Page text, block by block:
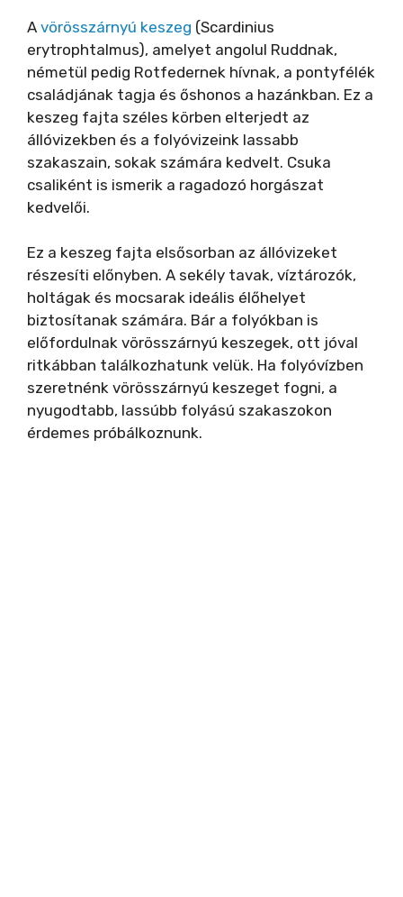
A vörösszárnyú keszeg (Scardinius
erytrophtalmus), amelyet angolul Ruddnak,
németül pedig Rotfedernek hívnak, a pontyfélék
családjának tagja és őshonos a hazánkban. Ez a
keszeg fajta széles körben elterjedt az
állóvizekben és a folyóvizeink lassabb
szakaszain, sokak számára kedvelt. Csuka
csaliként is ismerik a ragadozó horgászat
kedvelői.
Ez a keszeg fajta elsősorban az állóvizeket
részesíti előnyben. A sekély tavak, víztározók,
holtágak és mocsarak ideális élőhelyet
biztosítanak számára. Bár a folyókban is
előfordulnak vörösszárnyú keszegek, ott jóval
ritkábban találkozhatunk velük. Ha folyóvízben
szeretnénk vörösszárnyú keszeget fogni, a
nyugodtabb, lassúbb folyású szakaszokon
érdemes próbálkoznunk.